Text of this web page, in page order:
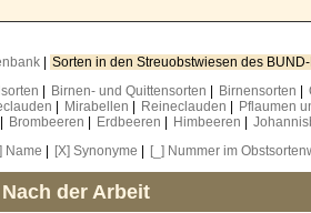
Sorten in den Streuobstwiesen des
Birnen- und Quittensorten Birnensorten
Mirabellen Reineclauden Pflaumen
Brombeeren Erdbeeren Himbeeren
Name [X] Synonyme [_] Nummer im
der Arbeit